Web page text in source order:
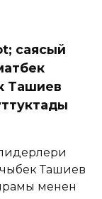
саясый
Ташиев
Ташиев
менен